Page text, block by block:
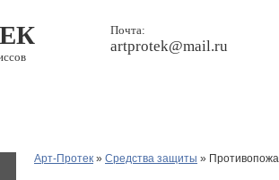
Почта:
artprotek@mail.ru
Арт-Протек » Средства защиты »